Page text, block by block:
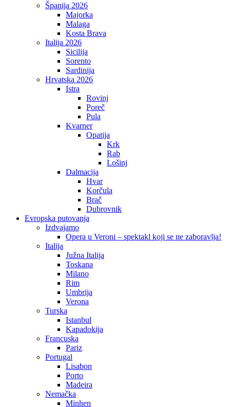
Španija 2026
Majorka
Malaga
Kosta Brava
Italija 2026
Sicilija
Sorento
Sardinija
Hrvatska 2026
Istra
Rovinj
Poreč
Pula
Kvarner
Opatija
Krk
Rab
Lošinj
Dalmacija
Hvar
Korčula
Brač
Dubrovnik
Evropska putovanja
Izdvajamo
Opera u Veroni – spektakl koji se ne zaboravlja!
Italija
Južna Italija
Toskana
Milano
Rim
Umbrija
Verona
Turska
Istanbul
Kapadokija
Francuska
Pariz
Portugal
Lisabon
Porto
Madeira
Nemačka
Minhen